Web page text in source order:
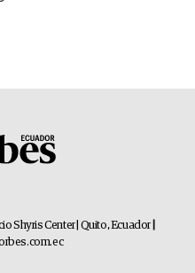
Shyris Center | Quito, Ecuador